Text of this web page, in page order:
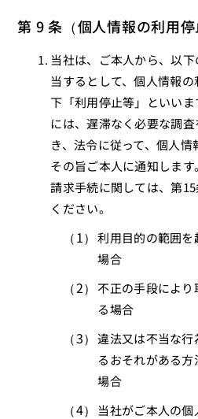
第 9 条（個人情報の利用停
当社は、ご本人から、以
当するとして、個人情報
下「利用停止等」といい
には、遅滞なく必要な調
き、法令に従って、個人情
その旨ご本人に通知しま
請求手続に関しては、第
ください。
利用目的の範囲を
場合
不正の手段によ
る場合
違法又は不当な
るおそれがある
場合
当社がご本人の